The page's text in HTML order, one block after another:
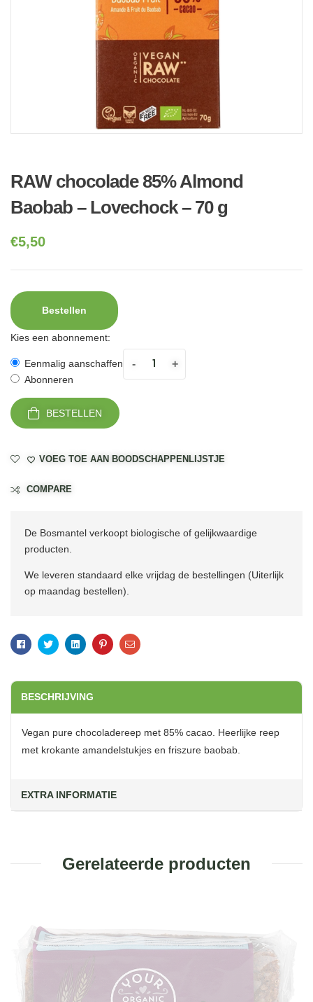
RAW chocolade 85% Almond
Baobab – Lovechock – 70 g
€5,50
Bestellen
Kies een abonnement:
Eenmalig aanschaffen
Abonneren
- +
BESTELLEN
VOEG TOE AAN BOODSCHAPPENLIJSTJE
COMPARE
De Bosmantel verkoopt biologische of gelijkwaardige
producten.
We leveren standaard elke vrijdag de bestellingen (Uiterlijk
op maandag bestellen).
Facebook
TwitterLinkedinPinterestEmail
BESCHRIJVING
Vegan pure chocoladereep met 85% cacao. Heerlijke reep
met krokante amandelstukjes en friszure baobab.
EXTRA INFORMATIE
Gerelateerde producten